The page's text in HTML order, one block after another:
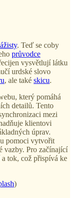
. Teď se coby
průvodce
vysvětlují látku
urdské slovo
, ale také skicu.
který pomáhá
detailů. Tento
mezi
klientovi
úprav.
pomoci vytvořit
vazby. Pro začínající
a tok, což přispívá ke
)